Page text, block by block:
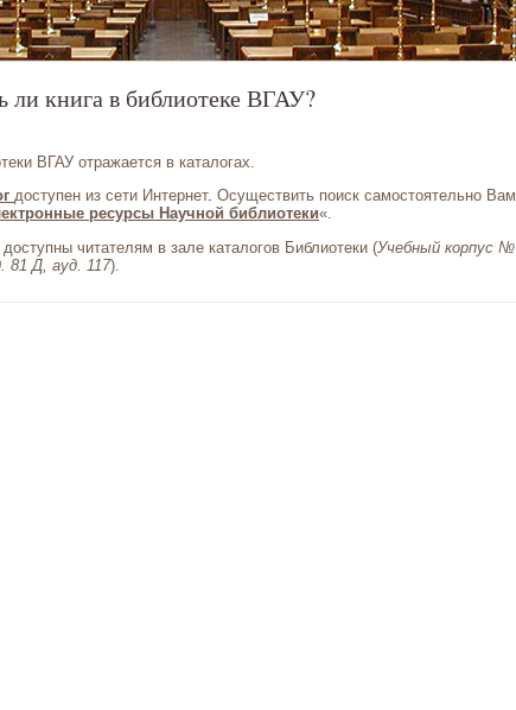
ли книга в библиотеке ВГАУ?
ВГАУ отражается в каталогах.
доступен из сети Интернет. Осуществить поиск самостоятельно Вам
ресурсы Научной библиотеки«.
доступны читателям в зале каталогов Библиотеки (Учебный корпус №
81 Д, ауд. 117).